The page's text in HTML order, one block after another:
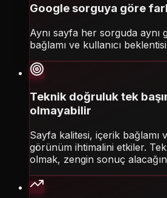
Google sorguya göre
Aynı sayfa her sorguda aynı
bağlamı ve kullanıcı
Teknik doğruluk tek
olmayabilir
Sayfa kalitesi, içerik bağlamı
görünüm ihtimalini etkiler.
olmak, zengin sonuç